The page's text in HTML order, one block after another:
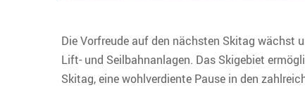
Die Vorfreude auf den nächsten Skitag wächst
Lift- und Seilbahnanlagen. Das Skigebiet
Skitag, eine wohlverdiente Pause in den